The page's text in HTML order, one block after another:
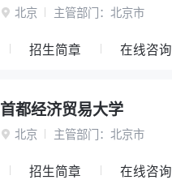
 北京 主管部门： 北京市
招生简章 在线咨询
首都经济贸易大学
 北京 主管部门： 北京市
招生简章 在线咨询